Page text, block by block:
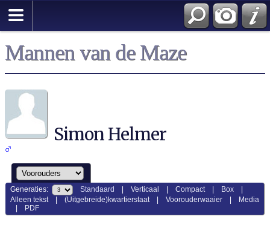
Mannen van de Maze
Simon Helmer
Generaties: Standaard |Verticaal |Compact| Box
Alleen tekst|(Uitgebreide)kwartierstaat|Voorouderwaaier
Media
PDF